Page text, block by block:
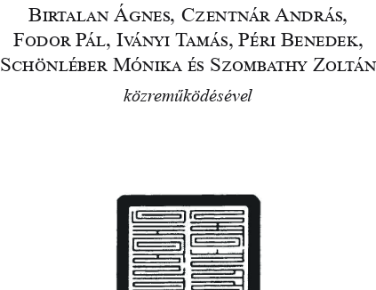
Birtalan Ágnes, Czentnár András,
Fodor Pál, Iványi Tamás, Péri Benedek,
Schönléber Mónika és Szombathy Zoltán
közreműködésével